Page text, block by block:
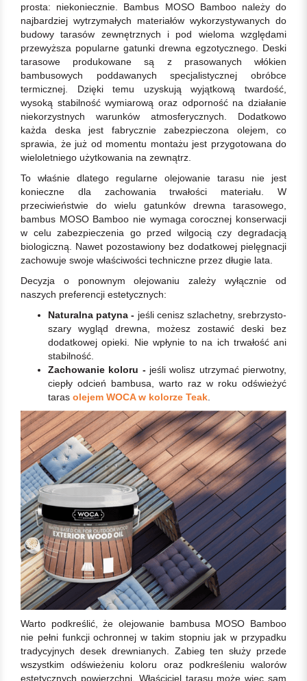
prosta: niekoniecznie. Bambus MOSO Bamboo należy do
najbardziej wytrzymałych materiałów wykorzystywanych do
budowy tarasów zewnętrznych i pod wieloma względami
przewyższa popularne gatunki drewna egzotycznego. Deski
tarasowe produkowane są z prasowanych włókien
bambusowych poddawanych specjalistycznej obróbce
termicznej. Dzięki temu uzyskują wyjątkową twardość,
wysoką stabilność wymiarową oraz odporność na działanie
niekorzystnych warunków atmosferycznych. Dodatkowo
każda deska jest fabrycznie zabezpieczona olejem, co
sprawia, że już od momentu montażu jest przygotowana do
wieloletniego użytkowania na zewnątrz.
To właśnie dlatego regularne olejowanie tarasu nie jest
konieczne dla zachowania trwałości materiału. W
przeciwieństwie do wielu gatunków drewna tarasowego,
bambus MOSO Bamboo nie wymaga corocznej konserwacji
w celu zabezpieczenia go przed wilgocią czy degradacją
biologiczną. Nawet pozostawiony bez dodatkowej pielęgnacji
zachowuje swoje właściwości techniczne przez długie lata.
Decyzja o ponownym olejowaniu zależy wyłącznie od
naszych preferencji estetycznych:
Naturalna patyna - jeśli cenisz szlachetny, srebrzysto-
szary wygląd drewna, możesz zostawić deski bez
dodatkowej opieki. Nie wpłynie to na ich trwałość ani
stabilność.
Zachowanie koloru -jeśli wolisz utrzymać pierwotny,
ciepły odcień bambusa, warto raz w roku odświeżyć
taras olejem WOCA w kolorze Teak
Warto podkreślić, że olejowanie bambusa MOSO Bamboo
nie pełni funkcji ochronnej w takim stopniu jak w przypadku
tradycyjnych desek drewnianych. Zabieg ten służy przede
wszystkim odświeżeniu koloru oraz podkreśleniu walorów
estetycznych powierzchni. Właściciel tarasu może więc sam